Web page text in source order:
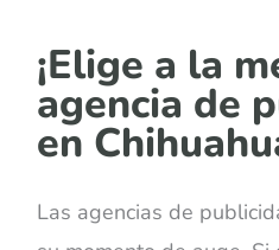
¡Elige a la
agencia de
en
Las agencias de